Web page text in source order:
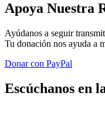
Apoya Nuestra
Ayúdanos a seguir
Tu donación nos ayuda a
Donar con PayPal
Escúchanos en